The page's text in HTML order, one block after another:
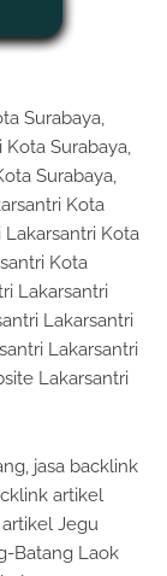
Surabaya,
Surabaya,
Surabaya,
Kota
Kota
Kota
Lakarsantri
Lakarsantri
Lakarsantri
Lakarsantri
jasa backlink
artikel
Jegu
Batang Laok